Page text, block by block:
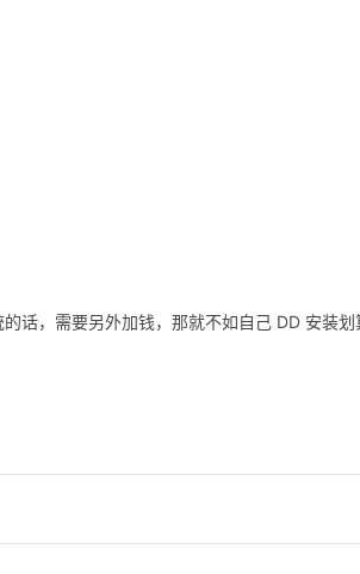
话，需要另外加钱，那就不如自己 DD 安装划